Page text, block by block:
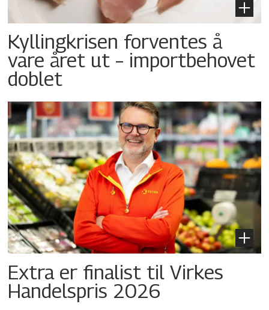
Kyllingkrisen forventes å
vare året ut – importbehovet
doblet
Extra er finalist til Virkes
Handelspris 2026